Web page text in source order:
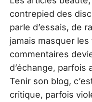
contrepied des
parle d’essais, de
jamais masquer
commentaires
d’échange, parfois
Tenir son blog,
critique, parfois